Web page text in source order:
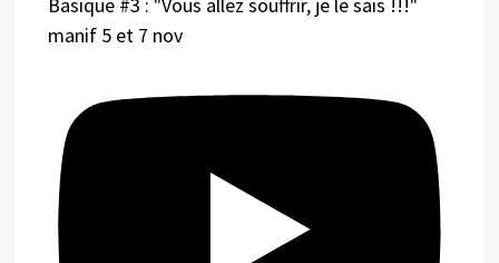
Basique #3 : "Vous allez souffrir, je le sais !!!"
manif 5 et 7 nov